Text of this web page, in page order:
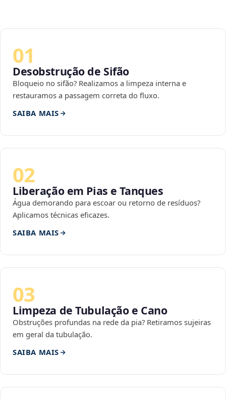
01
Desobstrução de Sifão
Bloqueio no sifão? Realizamos a limpeza interna e
restauramos a passagem correta do fluxo.
SAIBA MAIS
02
Liberação em Pias e Tanques
Água demorando para escoar ou retorno de resíduos?
Aplicamos técnicas eficazes.
SAIBA MAIS
03
Limpeza de Tubulação e Cano
Obstruções profundas na rede da pia? Retiramos sujeiras
em geral da tubulação.
SAIBA MAIS